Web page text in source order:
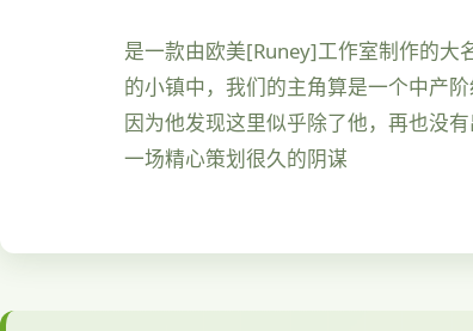
是一款由欧美[Runey]工作室制作的大
的小镇中，我们的主角算是一个中产
因为他发现这里似乎除了他，再也没
一场精心策划很久的阴谋